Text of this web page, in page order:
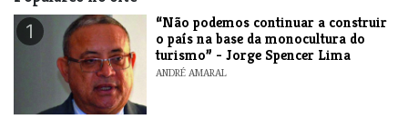
1
“Não podemos continuar a construir
o país na base da monocultura do
turismo” - Jorge Spencer Lima
ANDRÉ AMARAL